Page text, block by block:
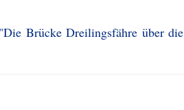
Brücke Dreilingsfähre über die